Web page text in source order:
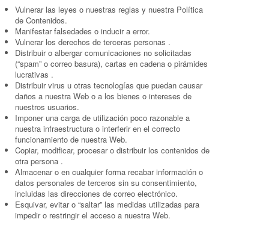
Vulnerar las leyes o nuestras reglas y nuestra Política
de Contenidos.
Manifestar falsedades o inducir a error.
Vulnerar los derechos de terceras personas .
Distribuir o albergar comunicaciones no solicitadas
(“spam” o correo basura), cartas en cadena o pirámides
lucrativas .
Distribuir virus u otras tecnologías que puedan causar
daños a nuestra Web o a los bienes o intereses de
nuestros usuarios.
Imponer una carga de utilización poco razonable a
nuestra infraestructura o interferir en el correcto
funcionamiento de nuestra Web.
Copiar, modificar, procesar o distribuir los contenidos de
otra persona .
Almacenar o en cualquier forma recabar información o
datos personales de terceros sin su consentimiento,
incluidas las direcciones de correo electrónico.
Esquivar, evitar o “saltar” las medidas utilizadas para
impedir o restringir el acceso a nuestra Web.